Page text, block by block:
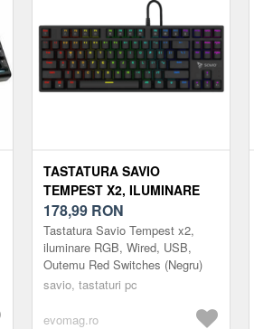
TASTATURA SAVIO
TEMPEST X2, ILUMINARE
RGB, WIRED, USB, OUTEMU
RED SWITCHES (NEGRU)
178,99 RON
Tastatura Savio Tempest x2,
iluminare RGB, Wired, USB,
Outemu Red Switches (Negru)
savio, tastaturi pc
evomag.ro